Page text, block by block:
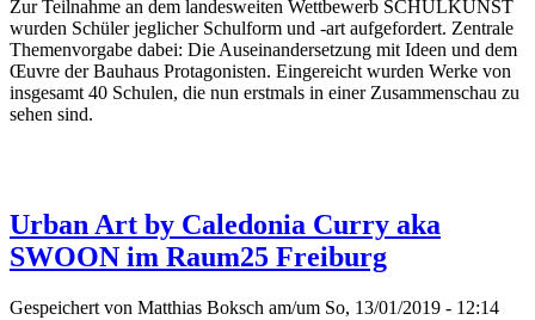
Zur Teilnahme an dem landesweiten Wettbewerb SCHULKUNST
wurden Schüler jeglicher Schulform und -art aufgefordert. Zentrale
Themenvorgabe dabei: Die Auseinandersetzung mit Ideen und dem
Œuvre der Bauhaus Protagonisten. Eingereicht wurden Werke von
insgesamt 40 Schulen, die nun erstmals in einer Zusammenschau zu
sehen sind.
Urban Art by Caledonia Curry aka
SWOON im Raum25 Freiburg
Gespeichert von Matthias Boksch am/um So, 13/01/2019 - 12:14